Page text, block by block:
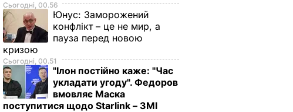
Сьогодні, 00.56
Юнус: Заморожений
конфлікт – це не мир, а
пауза перед новою
кризою
Сьогодні, 00.51
"Ілон постійно каже: "Час
укладати угоду". Федоров
вмовляє Маска
поступитися щодо Starlink – ЗМІ